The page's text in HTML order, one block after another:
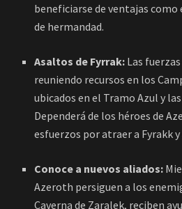
beneficiarse de ventajas
de hermandad.
Asaltos de Fyrrak: Las
reuniendo recursos en los
ubicados en el Tramo Azul y
Dependerá de los héroes de
esfuerzos por atraer a Fyrakk y
Conoce a nuevos aliados:
Azeroth persiguen a los
Caverna de Zaralek, reciben